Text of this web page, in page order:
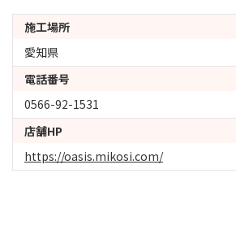
施工場所
愛知県
電話番号
0566-92-1531
店舗HP
https://oasis.mikosi.com/